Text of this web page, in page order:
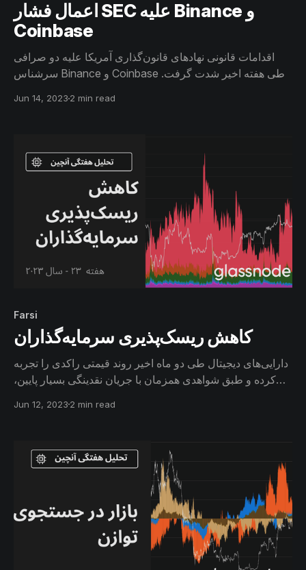
اعمال فشار SEC‌ علیه ‌Binance و
Coinbase
اقدامات قانونی نهادهای قانون‌گذاری آمریکا علیه دو صرافی
سرشناس Binance و Coinbase طی هفته اخیر شدت گرفت.
Jun 14, 2023 2 min read
Farsi
کاهش ریسک‌پذیری سرمایه‌گذاران
دارایی‌های دیجیتال طی دو ماه اخیر روند قیمتی راکدی را تجربه
کرده‌ و طبق شواهدی همزمان با جریان نقدینگی بسیار پایین،
آورده‌اند.
Jun 12, 2023 2 min read